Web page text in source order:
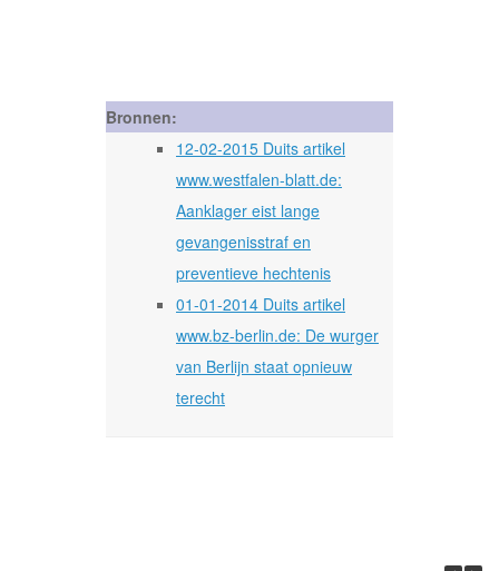
Bronnen:
12-02-2015 Duits artikel
www.westfalen-blatt.de:
Aanklager eist lange
gevangenisstraf en
preventieve hechtenis
01-01-2014 Duits artikel
www.bz-berlin.de: De wurger
van Berlijn staat opnieuw
terecht